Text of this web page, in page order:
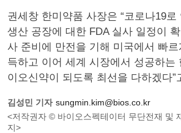
권세창 한미약품 사장은 “코로나19
생산 공장에 대한 FDA 실사 일정이
사 준비에 만전을 기해 미국에서 빠
득하고 이어 세계 시장에서 성공하는
이오신약이 되도록 최선을 다하겠다”
김성민 기자 sungmin.kim@bios.co.kr
<저작권자 © 바이오스펙테이터 무단전재 및
지>